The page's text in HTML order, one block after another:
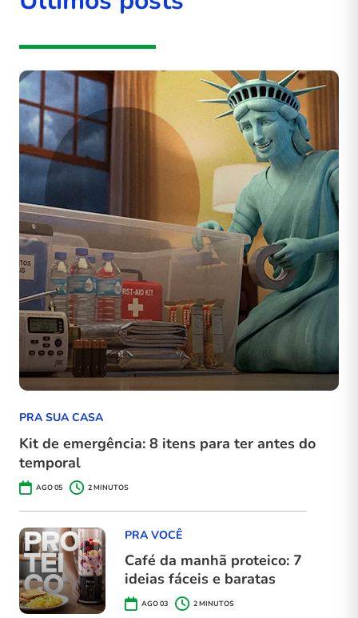
PRA SUA CASA
Kit de emergência: 8 itens para ter antes do
temporal
AGO 05 2MINUTOS
PRA VOCÊ
Café da manhã proteico: 7
ideias fáceis e baratas
AGO 03 2MINUTOS